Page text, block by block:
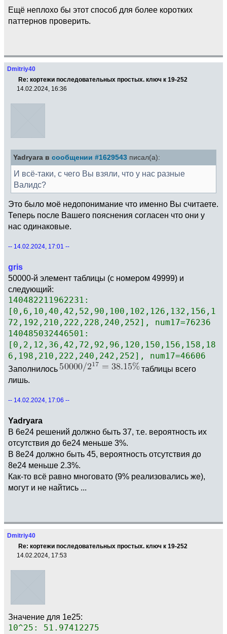
Ещё неплохо бы этот способ для более коротких
паттернов проверить.
Dmitriy40
Re: кортежи последовательных простых. ключ к 19-252
14.02.2024, 16:36
Yadryara в сообщении #1629543 писал(а):
И всё-таки, с чего Вы взяли, что у нас разные
Валидс?
Это было моё недопонимание что именно Вы считаете.
Теперь после Вашего пояснения согласен что они у
нас одинаковые.
-- 14.02.2024, 17:01 --
gris
50000-й элемент таблицы (с номером 49999) и
следующий:
140482211962231:
[0,6,10,40,42,52,90,100,102,126,132,156,1
72,192,210,222,228,240,252], num17=76236
140485032446501:
[0,2,12,36,42,72,92,96,120,150,156,158,18
6,198,210,222,240,242,252], num17=46606
Заполнилось
таблицы всего
лишь.
-- 14.02.2024, 17:06 --
Yadryara
В 6e24 решений должно быть 37, т.е. вероятность их
отсутствия до 6e24 меньше 3%.
В 8e24 должно быть 45, вероятность отсутствия до
8e24 меньше 2.3%.
Как-то всё равно многовато (9% реализовались же),
могут и не найтись ...
Dmitriy40
Re: кортежи последовательных простых. ключ к 19-252
14.02.2024, 17:53
Значение для 1e25:
10^25: 51.97412275